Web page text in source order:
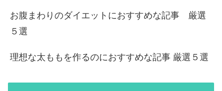
お腹まわりのダイエットにおすすめな記事 厳選
５選
理想な太ももを作るのにおすすめな記事 厳選５選